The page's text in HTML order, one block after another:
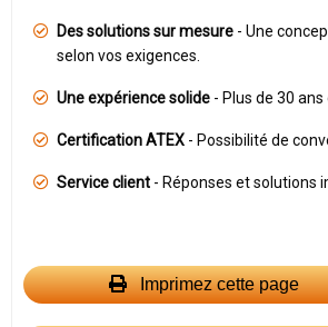
Des solutions sur mesure - Une
selon vos exigences.
Une expérience solide - Plus de 30 ans
Certification ATEX - Possibilité de
Service client - Réponses et solutions
Imprimez cette page